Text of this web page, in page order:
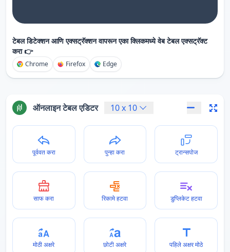
टेबल डिटेक्शन आणि एक्सट्रॅक्शन वापरून एका क्लिकमध्ये वेब टेबल एक्सट्रॅक्ट
करा 👉
Chrome Firefox Edge
ऑनलाइन टेबल एडिटर 10x 10
पूर्ववत करा पुन्हा करा ट्रान्सपोज
साफ करा रिकामे हटवा डुप्लिकेट हटवा
मोठी अक्षरे छोटी अक्षरे पहिले अक्षर मोठे